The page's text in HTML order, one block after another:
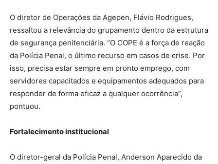
O diretor de Operações da Agepen, Flávio Rodrigues,
ressaltou a relevância do grupamento dentro da estrutura
de segurança penitenciária. “O COPE é a força de reação
da Polícia Penal, o último recurso em casos de crise. Por
isso, precisa estar sempre em pronto emprego, com
servidores capacitados e equipamentos adequados para
responder de forma eficaz a qualquer ocorrência”,
pontuou.
Fortalecimento institucional
O diretor-geral da Polícia Penal, Anderson Aparecido da